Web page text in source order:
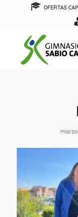
OFERTAS